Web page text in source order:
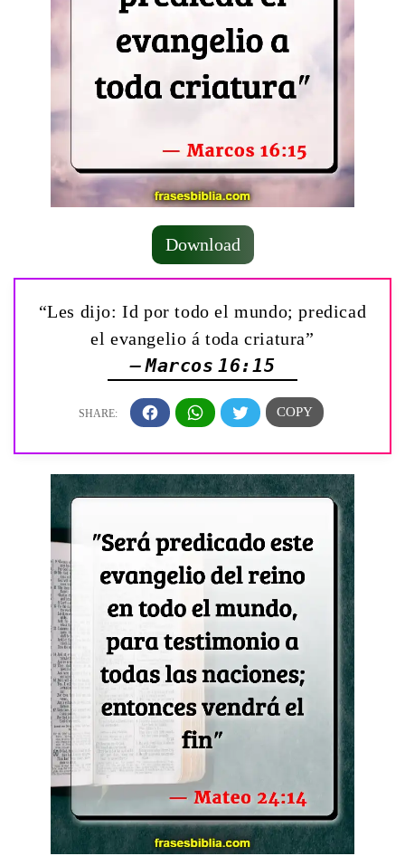
Download
“Les dijo: Id por todo el mundo; predicad
el evangelio á toda criatura”
— Marcos 16:15